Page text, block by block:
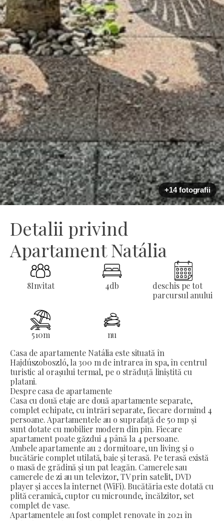
+14 fotografii
Detalii privind
Apartament Natália
8Invitat 4db
deschis pe tot
parcursul anului
510m
nu
Casa de apartamente Natália este situată în
Hajdúszoboszló, la 300 m de intrarea în spa, în centrul
turistic al orașului termal, pe o străduță liniștită cu
platani.
Despre casa de apartamente
Casa cu două etaje are două apartamente separate,
complet echipate, cu intrări separate, fiecare dormind 4
persoane. Apartamentele au o suprafață de 50 mp și
sunt dotate cu mobilier modern din pin. Fiecare
apartament poate găzdui 4 până la 4 persoane.
Ambele apartamente au 2 dormitoare, un living și o
bucătărie complet utilată, baie și terasă. Pe terasă există
o masă de grădină și un pat leagăn. Camerele sau
camerele de zi au un televizor, TV prin satelit, DVD
player și acces la internet (WiFi). Bucătăria este dotată cu
plită ceramică, cuptor cu microunde, încălzitor, set
complet de vase.
Apartamentele au fost complet renovate în 2021 în